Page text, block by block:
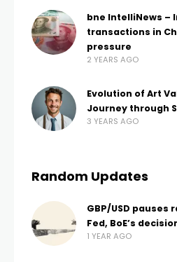
bne IntelliNews –
transactions in
pressure
2 YEARS AGO
Evolution of Art
Journey through
3 YEARS AGO
Random Updates
GBP/USD pauses
Fed, BoE’s
1 YEAR AGO